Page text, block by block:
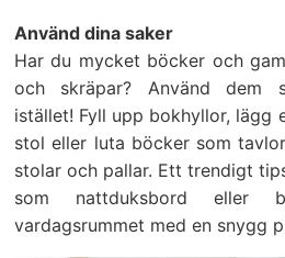
Använd dina saker
Har du mycket böcker och
och skräpar? Använd dem
istället! Fyll upp bokhyllor, lägg
stol eller luta böcker som
stolar och pallar. Ett trendigt
som nattduksbord
vardagsrummet med en snygg